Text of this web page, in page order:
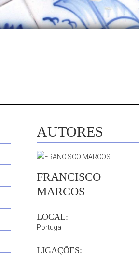
AUTORES
FRANCISCO
MARCOS
LOCAL:
Portugal
LIGAÇÕES: